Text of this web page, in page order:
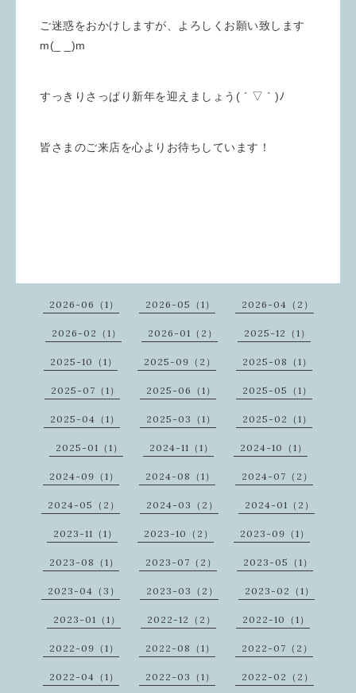
ご迷惑をおかけしますが、よろしくお願い致します
m(_ _)m
すっきりさっぱり新年を迎えましょう( ´ ▽ ` )ﾉ
皆さまのご来店を心よりお待ちしています！
2026-06（1） 2026-05（1） 2026-04（2）
2026-02（1） 2026-01（2） 2025-12（1）
2025-10（1） 2025-09（2） 2025-08（1）
2025-07（1） 2025-06（1） 2025-05（1）
2025-04（1） 2025-03（1） 2025-02（1）
2025-01（1） 2024-11（1） 2024-10（1）
2024-09（1） 2024-08（1） 2024-07（2）
2024-05（2） 2024-03（2） 2024-01（2）
2023-11（1） 2023-10（2） 2023-09（1）
2023-08（1） 2023-07（2） 2023-05（1）
2023-04（3） 2023-03（2） 2023-02（1）
2023-01（1） 2022-12（2） 2022-10（1）
2022-09（1） 2022-08（1） 2022-07（2）
2022-04（1） 2022-03（1） 2022-02（2）